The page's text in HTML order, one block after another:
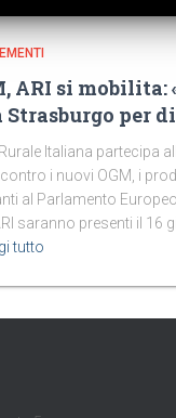
ARI si mobilita:
Strasburgo per
Italiana partecipa
i nuovi OGM, i
al Parlamento
saranno presenti il 16
tutto